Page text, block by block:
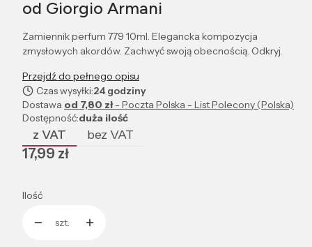
od Giorgio Armani
Zamiennik perfum 779 10ml. Elegancka kompozycja
zmysłowych akordów. Zachwyć swoją obecnością. Odkryj.
Przejdź do pełnego opisu
Czas wysyłki:24 godziny
Dostawa od 7,80 zł- Poczta Polska - List Polecony (Polska)
Dostępność:duża ilość
z VAT bez VAT
Cena
17,99 zł
Ilość
szt.